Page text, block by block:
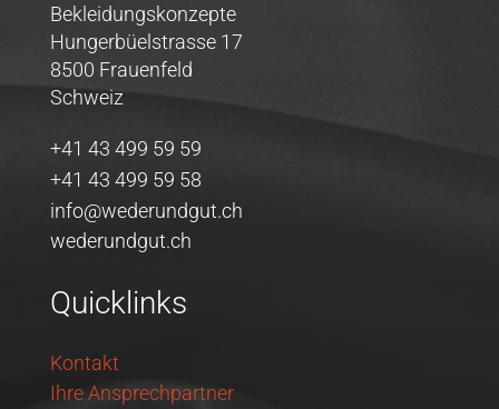
Bekleidungskonzepte
Hungerbüelstrasse 17
8500 Frauenfeld
Schweiz
+41 43 499 59 59
+41 43 499 59 58
info@wederundgut.ch
wederundgut.ch
Quicklinks
Kontakt
Ihre Ansprechpartner